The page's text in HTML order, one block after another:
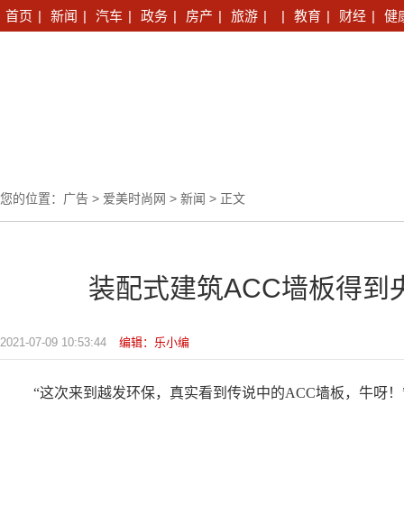
首页 | 新闻 | 汽车 | 政务 | 房产 | 旅游 | | 教育 | 财经 | 健
您的位置： 广告 > 爱美时尚网 > 新闻 > 正文
装配式建筑ACC墙板得到
2021-07-09 10:53:44 编辑：乐小编
“这次来到越发环保，真实看到传说中的ACC墙板，牛呀！